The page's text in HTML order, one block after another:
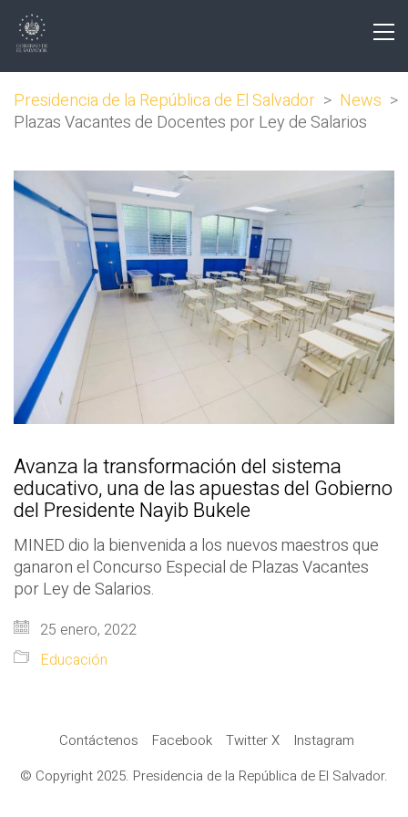
Presidencia de la República de El Salvador > News >
Plazas Vacantes de Docentes por Ley de Salarios
Avanza la transformación del sistema
educativo, una de las apuestas del Gobierno
del Presidente Nayib Bukele
MINED dio la bienvenida a los nuevos maestros que
ganaron el Concurso Especial de Plazas Vacantes
por Ley de Salarios.
25 enero, 2022
Educación
Contáctenos Facebook Twitter X
Instagram
© Copyright 2025. Presidencia de la República de El Salvador.